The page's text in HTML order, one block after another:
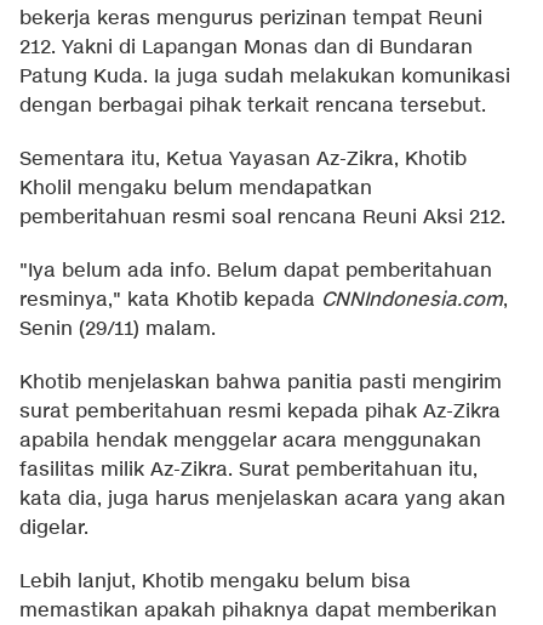
bekerja keras mengurus perizinan tempat Reuni
212. Yakni di Lapangan Monas dan di Bundaran
Patung Kuda. Ia juga sudah melakukan komunikasi
dengan berbagai pihak terkait rencana tersebut.
Sementara itu, Ketua Yayasan Az-Zikra, Khotib
Kholil mengaku belum mendapatkan
pemberitahuan resmi soal rencana Reuni Aksi 212.
"Iya belum ada info. Belum dapat pemberitahuan
resminya," kata Khotib kepada CNNIndonesia.com,
Senin (29/11) malam.
Khotib menjelaskan bahwa panitia pasti mengirim
surat pemberitahuan resmi kepada pihak Az-Zikra
apabila hendak menggelar acara menggunakan
fasilitas milik Az-Zikra. Surat pemberitahuan itu,
kata dia, juga harus menjelaskan acara yang akan
digelar.
Lebih lanjut, Khotib mengaku belum bisa
memastikan apakah pihaknya dapat memberikan